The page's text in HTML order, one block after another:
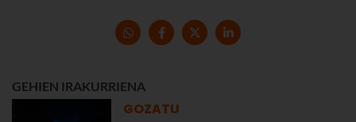
GEHIEN IRAKURRIENA
GOZATU